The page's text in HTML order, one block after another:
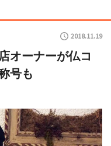
2018.11.19
オーナーが仏コ
号も